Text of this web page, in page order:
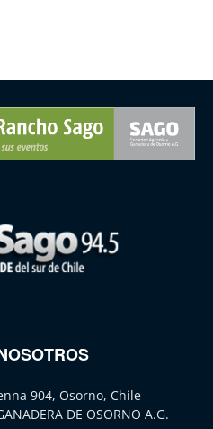
904, Osorno, Chile
DE OSORNO A.G.